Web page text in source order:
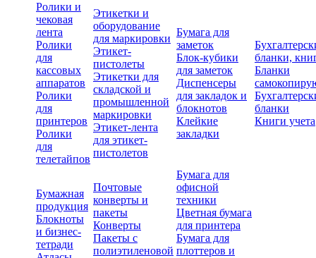
Ролики и
чековая
лента
Ролики
для
кассовых
аппаратов
Ролики
для
принтеров
Ролики
для
телетайпов
Этикетки и
оборудование
для маркировки
Этикет-
пистолеты
Этикетки для
складской и
промышленной
маркировки
Этикет-лента
для этикет-
пистолетов
Бумага для
заметок
Блок-кубики
для заметок
Диспенсеры
для закладок и
блокнотов
Клейкие
закладки
бланки,
Бланки
бланки
Книги учета
Бумажная
продукция
Блокноты
и бизнес-
тетради
Почтовые
конверты и
пакеты
Конверты
Пакеты с
полиэтиленовой
Бумага для
офисной
техники
Цветная бумага
для принтера
Бумага для
плоттеров и